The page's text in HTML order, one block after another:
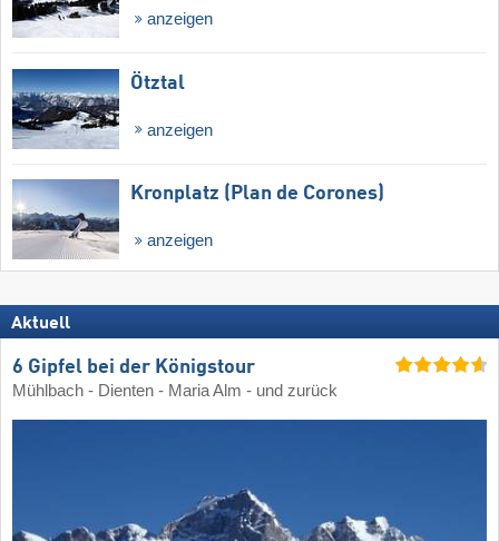
anzeigen
Ötztal
anzeigen
Kronplatz (Plan de Corones)
anzeigen
Aktuell
6 Gipfel bei der Königstour
Mühlbach - Dienten - Maria Alm - und zurück